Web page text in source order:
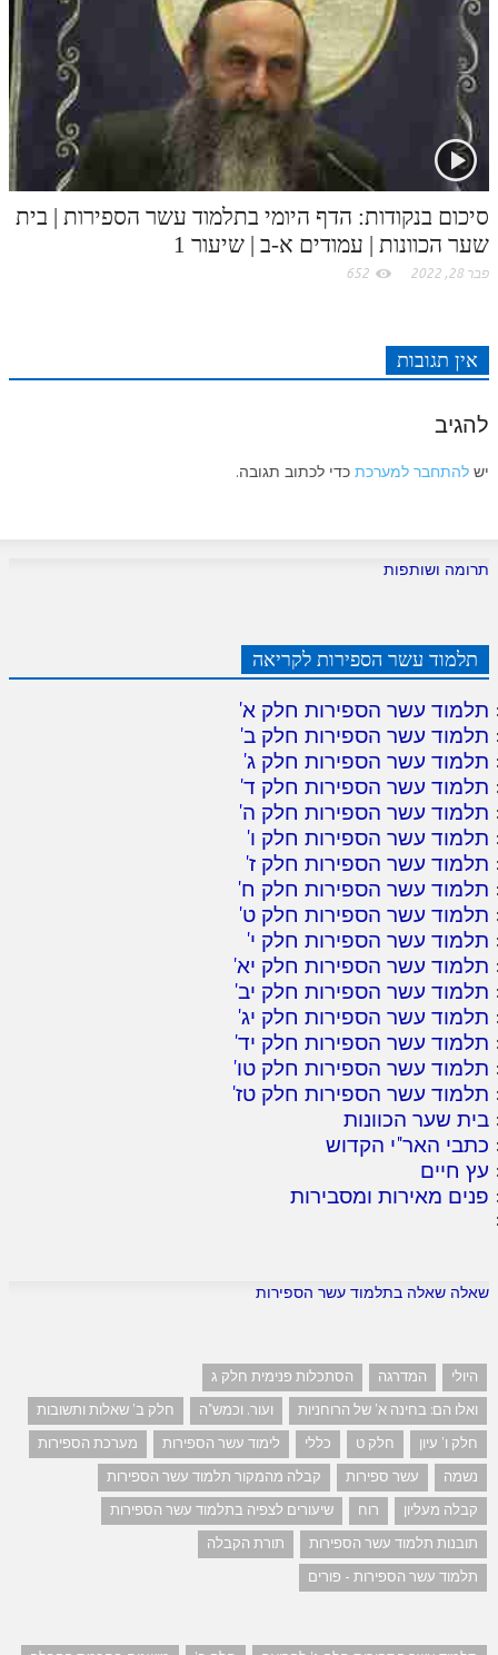
סיכום בנקודות: הדף היומי בתלמוד עשר הספירות | בית
שער הכוונות | עמודים א-ב | שיעור 1
פבר 28, 2022 652
אין תגובות
להגיב
יש להתחבר למערכת כדי לכתוב תגובה.
תרומה ושותפות
תלמוד עשר הספירות לקריאה
תלמוד עשר הספירות חלק א'
תלמוד עשר הספירות חלק ב'
תלמוד עשר הספירות חלק ג'
תלמוד עשר הספירות חלק ד'
תלמוד עשר הספירות חלק ה'
תלמוד עשר הספירות חלק ו'
תלמוד עשר הספירות חלק ז'
תלמוד עשר הספירות חלק ח'
תלמוד עשר הספירות חלק ט'
תלמוד עשר הספירות חלק י'
תלמוד עשר הספירות חלק יא'
תלמוד עשר הספירות חלק יב'
תלמוד עשר הספירות חלק יג'
תלמוד עשר הספירות חלק יד'
תלמוד עשר הספירות חלק טו'
תלמוד עשר הספירות חלק טז'
בית שער הכוונות
כתבי האר"י הקדוש
עץ חיים
פנים מאירות ומסבירות
שאלה שאלה בתלמוד עשר הספירות
היולי המדרגה
הסתכלות פנימית חלק ג
ואלו הם: בחינה א' של הרוחניות
ועור. וכמש"ה
חלק ב' שאלות ותשובות
חלק ו' עיון
חלק ט כללי לימוד עשר הספירות
מערכת הספירות
נשמה
עשר ספירות
קבלה מהמקור תלמוד עשר הספירות
קבלה מעליון
רוח
שיעורים לצפיה בתלמוד עשר הספירות
תובנות תלמוד עשר הספירות
תורת הקבלה
תלמוד עשר הספירות - פורים